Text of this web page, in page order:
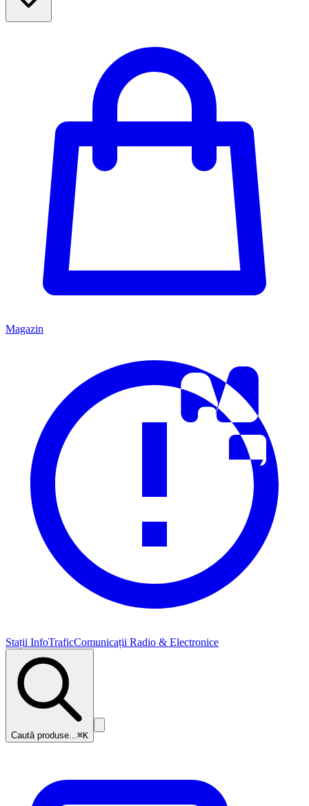
Magazin
Stații InfoTraficComunicații Radio & Electronice
Caută produse...⌘K